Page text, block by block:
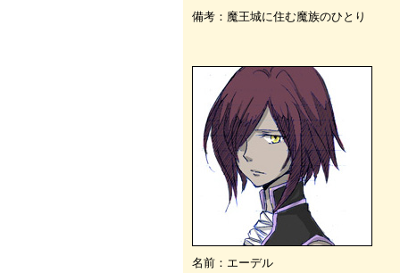
備考：魔王城に住む魔族のひとり
名前：エーデル